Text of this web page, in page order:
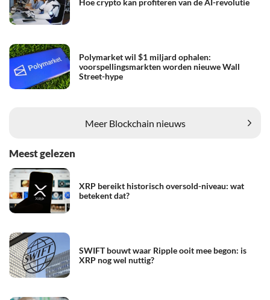
Polymarket wil $1 miljard ophalen:
voorspellingsmarkten worden nieuwe Wall
Street-hype
Meer Blockchain nieuws
Meest gelezen
XRP bereikt historisch oversold-niveau: wat
betekent dat?
SWIFT bouwt waar Ripple ooit mee begon: is
XRP nog wel nuttig?